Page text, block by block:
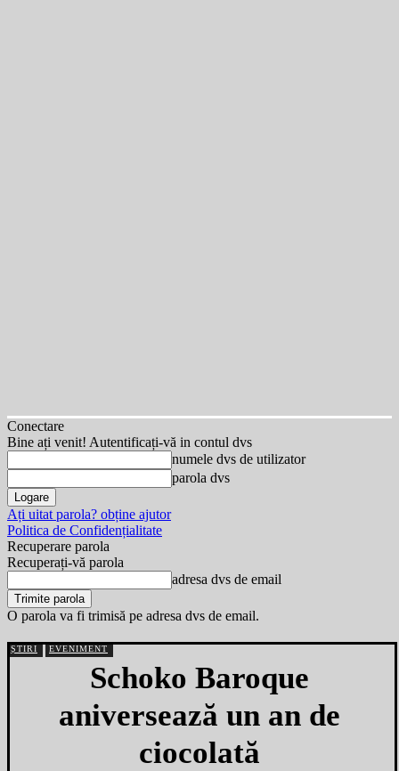
Conectare
Bine ați venit! Autentificați-vă in contul dvs
numele dvs de utilizator
parola dvs
Ați uitat parola? obține ajutor
Politica de Confidențialitate
Recuperare parola
Recuperați-vă parola
adresa dvs de email
O parola va fi trimisă pe adresa dvs de email.
ȘTIRI EVENIMENT
Schoko Baroque
aniversează un an de
ciocolată